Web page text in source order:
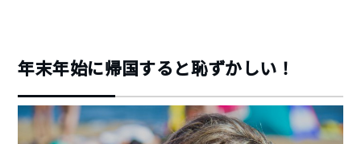
年末年始に帰国すると恥ずかしい！